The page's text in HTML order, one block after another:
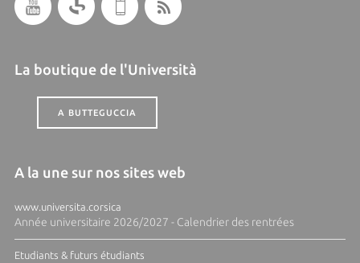
La boutique de l'Università
A BUTTEGUCCIA
A la une sur nos sites web
www.universita.corsica
Année universitaire 2026/2027 - Calendrier des rentrées
Etudiants & futurs étudiants